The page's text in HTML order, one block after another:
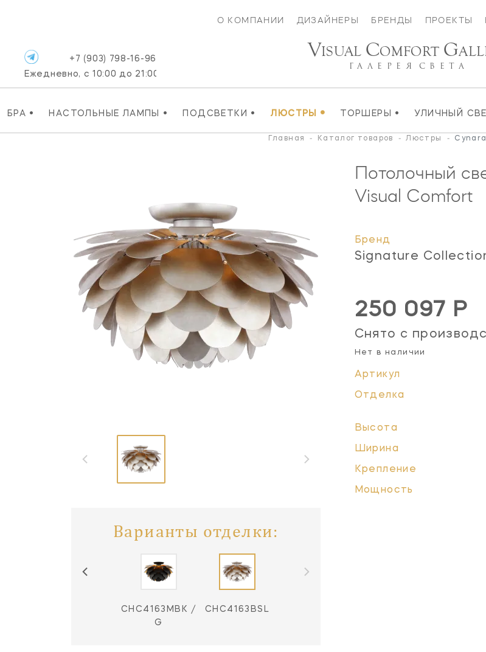
О КОМПАНИИ ДИЗАЙНЕРЫ БРЕНДЫ ПРОЕКТЫ
БРА • НАСТОЛЬНЫЕ ЛАМПЫ • ПОДСВЕТКИ • ЛЮСТРЫ • ТОРШЕРЫ • УЛИЧНЫЙ
+7 (903) 798-16-96
Ежедневно, с 10:00 до 21:00
VISUAL COMFORT G
ГАЛЕРЕЯ СВЕТА
Главная - Каталог товаров - Люстры -
Варианты отделки:
CHC4163MBK /
G
CHC4163BSL
Потолочный
Visual Comfort
Бренд
Signature
250 097 Р
Снято с
Нет в наличии
Артикул
Отделка
Высота
Ширина
Крепление
Мощность